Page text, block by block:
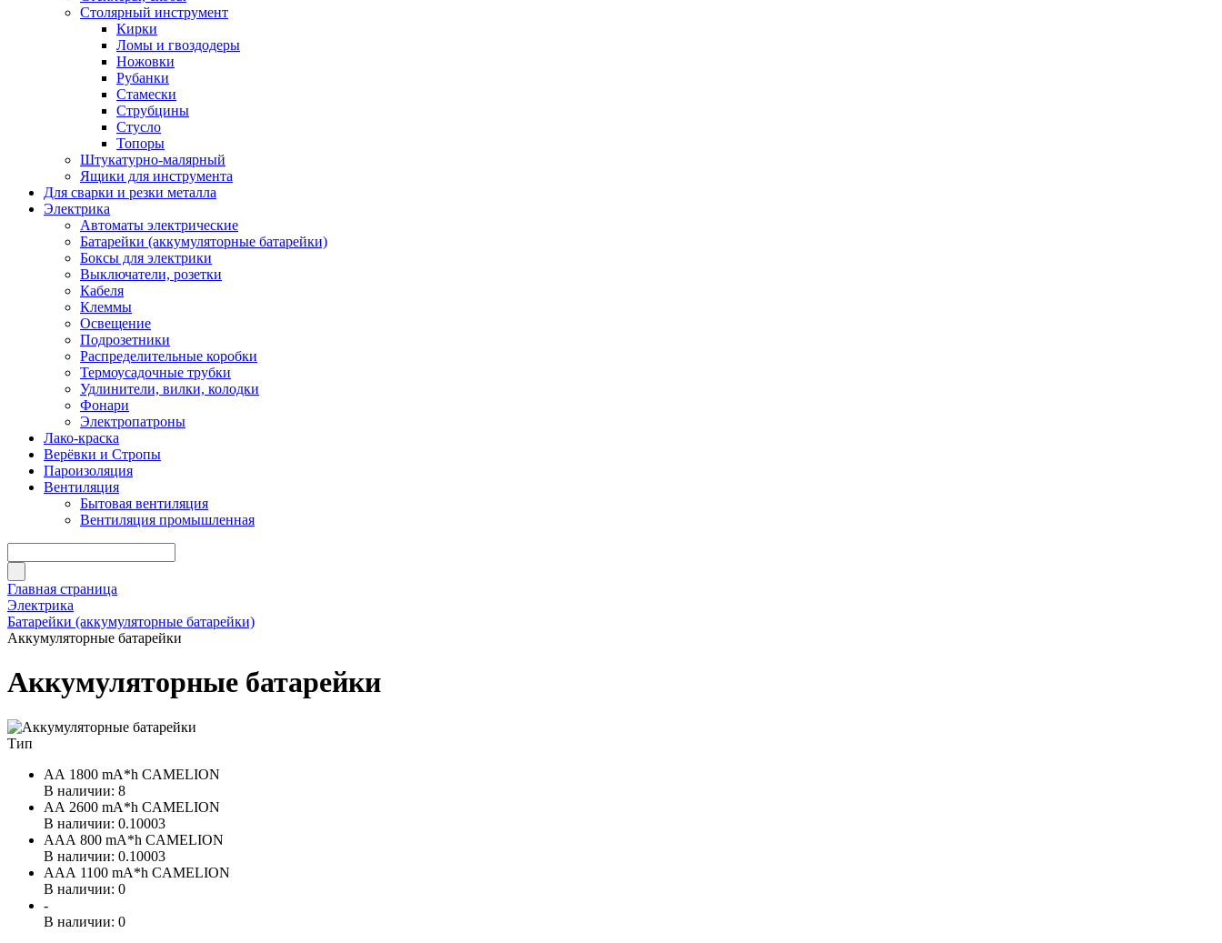
Столярный инструмент
Кирки
Ломы и гвоздодеры
Ножовки
Рубанки
Стамески
Струбцины
Стусло
Топоры
Штукатурно-малярный
Ящики для инструмента
Для сварки и резки металла
Электрика
Автоматы электрические
Батарейки (аккумуляторные батарейки)
Боксы для электрики
Выключатели, розетки
Кабеля
Клеммы
Освещение
Подрозетники
Распределительные коробки
Термоусадочные трубки
Удлинители, вилки, колодки
Фонари
Электропатроны
Лако-краска
Верёвки и Стропы
Пароизоляция
Вентиляция
Бытовая вентиляция
Вентиляция промышленная
Главная страница
Электрика
Батарейки (аккумуляторные батарейки)
Аккумуляторные батарейки
Аккумуляторные батарейки
Тип
АА 1800 mA*h CAMELION
В наличии: 8
АА 2600 mA*h CAMELION
В наличии: 0.10003
ААА 800 mA*h CAMELION
В наличии: 0.10003
ААА 1100 mA*h CAMELION
В наличии: 0
-
В наличии: 0